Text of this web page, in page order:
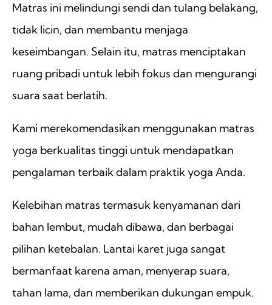
Matras ini melindungi sendi dan tulang belakang,
tidak licin, dan membantu menjaga
keseimbangan. Selain itu, matras menciptakan
ruang pribadi untuk lebih fokus dan mengurangi
suara saat berlatih.
Kami merekomendasikan menggunakan matras
yoga berkualitas tinggi untuk mendapatkan
pengalaman terbaik dalam praktik yoga Anda.
Kelebihan matras termasuk kenyamanan dari
bahan lembut, mudah dibawa, dan berbagai
pilihan ketebalan. Lantai karet juga sangat
bermanfaat karena aman, menyerap suara,
tahan lama, dan memberikan dukungan empuk.